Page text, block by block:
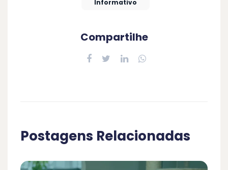
Informativo
Compartilhe
Postagens Relacionadas